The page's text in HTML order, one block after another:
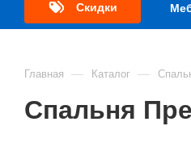
Скидки
Главная — Каталог —
Спальня